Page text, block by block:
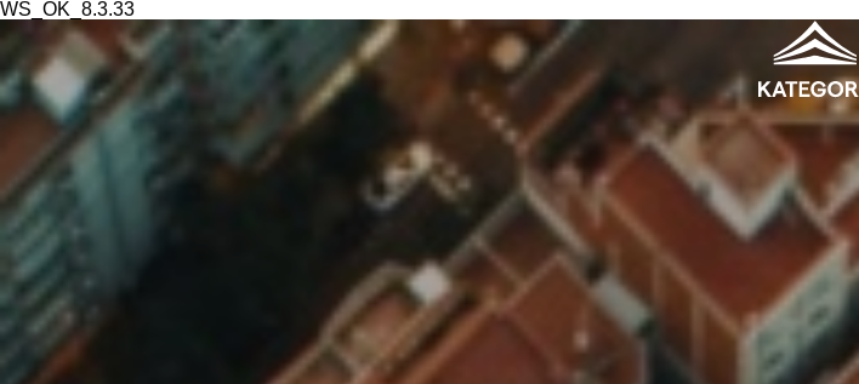
WS_OK_8.3.33